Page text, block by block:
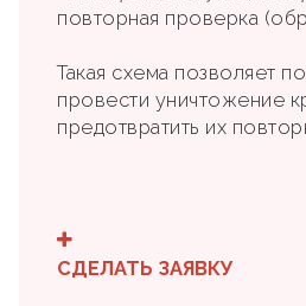
повторная проверка
Такая схема позволяет
провести уничтожение
предотвратить их
СДЕЛАТЬ ЗАЯВКУ